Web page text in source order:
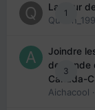
1
La peur
3
Joindre
demande
Canada-
Aichacool